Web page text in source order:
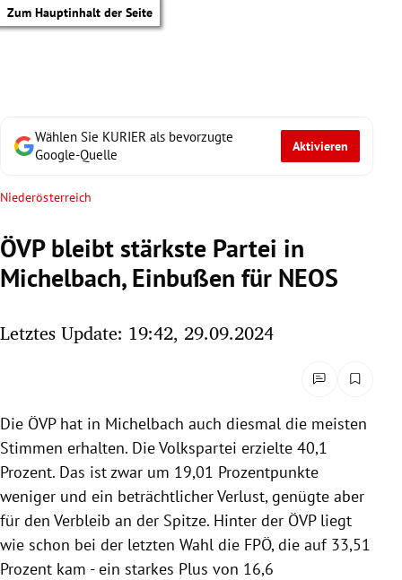
Zum Hauptinhalt der Seite
Untermenü
Untermenü
Untermenü
Untermenü
Wählen Sie KURIER als bevorzugte
Google-Quelle
Aktivieren
Niederösterreich
ÖVP bleibt stärkste Partei in
Michelbach, Einbußen für NEOS
Letztes Update: 19:42, 29.09.2024
Die ÖVP hat in Michelbach auch diesmal die meisten
Stimmen erhalten. Die Volkspartei erzielte 40,1
Prozent. Das ist zwar um 19,01 Prozentpunkte
weniger und ein beträchtlicher Verlust, genügte aber
für den Verbleib an der Spitze. Hinter der ÖVP liegt
wie schon bei der letzten Wahl die FPÖ, die auf 33,51
Prozent kam - ein starkes Plus von 16,6